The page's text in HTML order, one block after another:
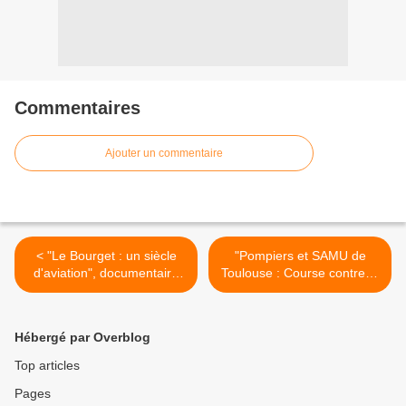
Commentaires
Ajouter un commentaire
< "Le Bourget : un siècle
d'aviation", documentaire
inédit ce soir sur RMC
"Pompiers et SAMU de
Toulouse : Course contre la
montre pour sauver des
Hébergé par Overblog
Top articles
Pages